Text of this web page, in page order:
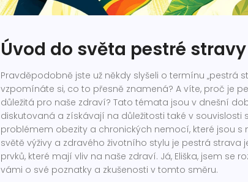
Úvod do světa pestré stravy
Pravděpodobně jste už někdy slyšeli o termínu „pestrá
vzpomínáte si, co to přesně znamená? A víte, proč je
důležitá pro naše zdraví? Tato témata jsou v dnešní
diskutovaná a získávají na důležitosti také v souvislosti
problémem obezity a chronických nemocí, které jsou s
světě výživy a zdravého životního stylu je pestrá strava
prvků, které mají vliv na naše zdraví. Já, Eliška, jsem se
vámi o své poznatky a zkušenosti v tomto směru.